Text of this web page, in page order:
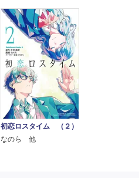
初恋ロスタイム （２）
なのら 他